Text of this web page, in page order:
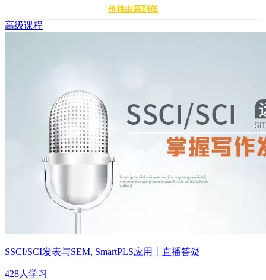
价格由高到低
高级课程
SSCI/SCI发表与SEM, SmartPLS应用丨直播答疑
428人学习